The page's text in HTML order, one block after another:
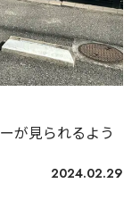
が見られるよう
2024.02.29